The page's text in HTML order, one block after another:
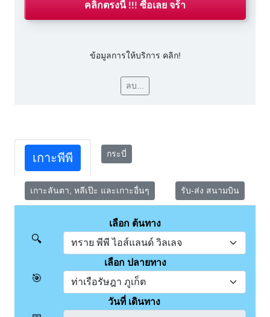
คลิกตรงนี้ !!! ซื้อเลย จร้า
ข้อมูลการให้บริการ คลิก!
ลบ...
เกาะพีพี กระบี่
เกาะลันตา, หลีเป๊ะ และเกาะอื่นๆ รับ-ส่ง สนามบิน
เลือก ต้นทาง
🔍
เลือก ปลายทาง
🎯
วันที่ เดินทาง